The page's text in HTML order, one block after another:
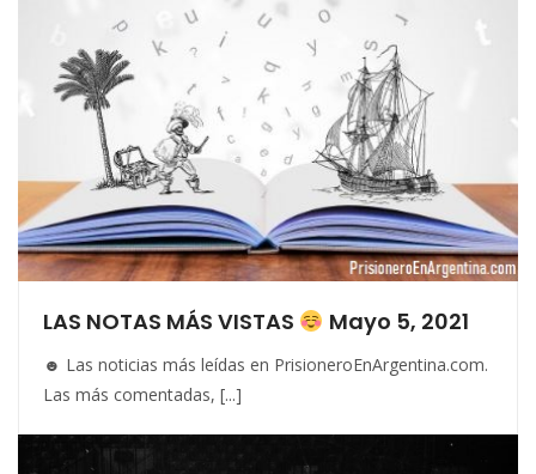
LAS NOTAS MÁS VISTAS Mayo 5, 2021
☻ Las noticias más leídas en PrisioneroEnArgentina.com.
Las más comentadas, [...]